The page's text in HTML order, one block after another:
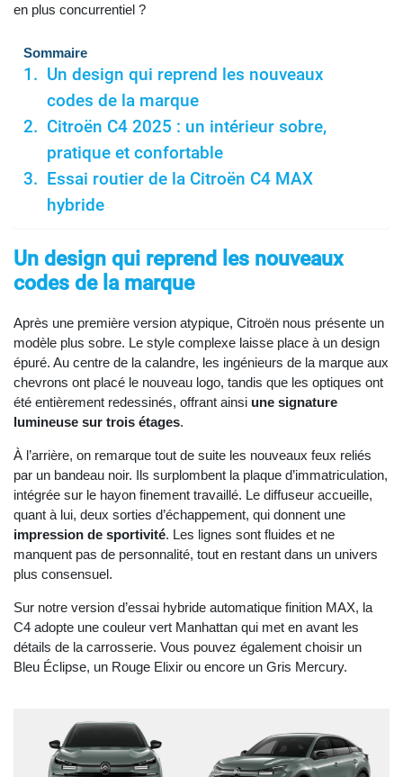
en plus concurrentiel ?
Sommaire
Un design qui reprend les nouveaux
codes de la marque
Citroën C4 2025 : un intérieur sobre,
pratique et confortable
Essai routier de la Citroën C4 MAX
hybride
Un design qui reprend les nouveaux
codes de la marque
Après une première version atypique, Citroën nous présente un
modèle plus sobre. Le style complexe laisse place à un design
épuré. Au centre de la calandre, les ingénieurs de la marque aux
chevrons ont placé le nouveau logo, tandis que les optiques ont
été entièrement redessinés, offrant ainsi une signature
lumineuse sur trois étages.
À l’arrière, on remarque tout de suite les nouveaux feux reliés
par un bandeau noir. Ils surplombent la plaque d’immatriculation,
intégrée sur le hayon finement travaillé. Le diffuseur accueille,
quant à lui, deux sorties d’échappement, qui donnent une
impression de sportivité. Les lignes sont fluides et ne
manquent pas de personnalité, tout en restant dans un univers
plus consensuel.
Sur notre version d’essai hybride automatique finition MAX, la
C4 adopte une couleur vert Manhattan qui met en avant les
détails de la carrosserie. Vous pouvez également choisir un
Bleu Éclipse, un Rouge Elixir ou encore un Gris Mercury.